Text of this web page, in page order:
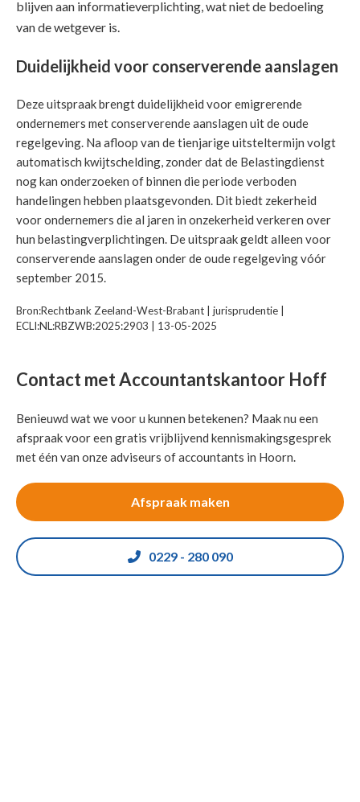
blijven aan informatieverplichting, wat niet de bedoeling
van de wetgever is.
Duidelijkheid voor conserverende aanslagen
Deze uitspraak brengt duidelijkheid voor emigrerende
ondernemers met conserverende aanslagen uit de oude
regelgeving. Na afloop van de tienjarige uitsteltermijn volgt
automatisch kwijtschelding, zonder dat de Belastingdienst
nog kan onderzoeken of binnen die periode verboden
handelingen hebben plaatsgevonden. Dit biedt zekerheid
voor ondernemers die al jaren in onzekerheid verkeren over
hun belastingverplichtingen. De uitspraak geldt alleen voor
conserverende aanslagen onder de oude regelgeving vóór
september 2015.
Bron:Rechtbank Zeeland-West-Brabant | jurisprudentie |
ECLI:NL:RBZWB:2025:2903 | 13-05-2025
Contact met Accountantskantoor Hoff
Benieuwd wat we voor u kunnen betekenen? Maak nu een
afspraak voor een gratis vrijblijvend kennismakingsgesprek
met één van onze adviseurs of accountants in Hoorn.
Afspraak maken
0229 - 280 090